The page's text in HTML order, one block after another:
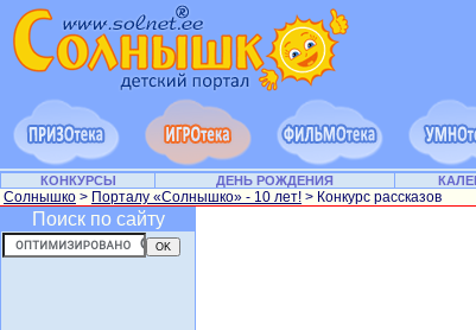
КОНКУРСЫ ДЕНЬ РОЖДЕНИЯ
Солнышко > Порталу «Солнышко» - 10 лет! > Конкурс рассказов
Поиск по сайту